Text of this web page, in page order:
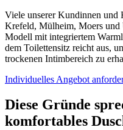
Viele unserer Kundinnen
Krefeld, Mülheim, Moers und
Modell mit integriertem
dem Toilettensitz reicht aus,
trockenen Intimbereich zu
Individuelles Angebot
Diese Gründe
komfortables